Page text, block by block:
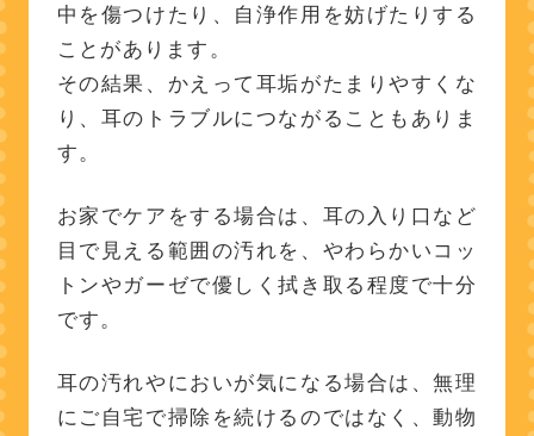
中を傷つけたり、自浄作用を妨げたりする
ことがあります。
その結果、かえって耳垢がたまりやすくな
り、耳のトラブルにつながることもありま
す。
お家でケアをする場合は、耳の入り口など
目で見える範囲の汚れを、やわらかいコッ
トンやガーゼで優しく拭き取る程度で十分
です。
耳の汚れやにおいが気になる場合は、無理
にご自宅で掃除を続けるのではなく、動物